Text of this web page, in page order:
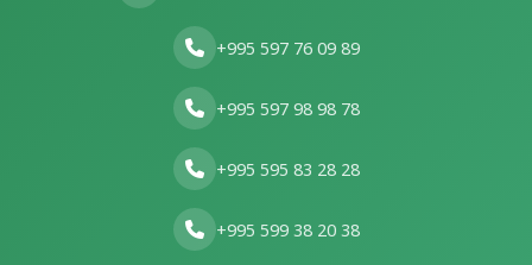
+995 597 76 09 89
+995 597 98 98 78
+995 595 83 28 28
+995 599 38 20 38